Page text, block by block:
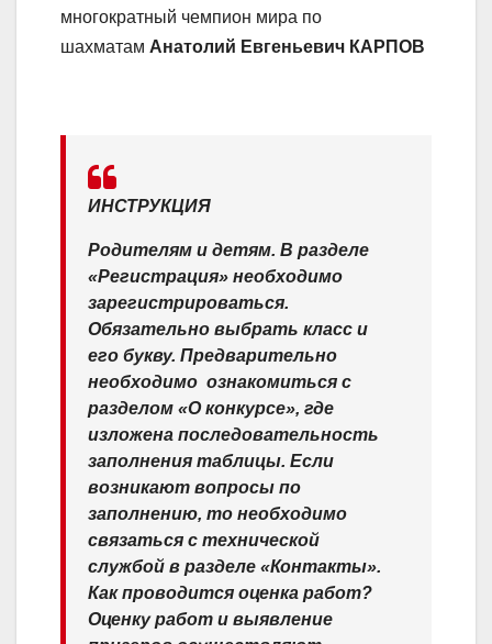
многократный чемпион мира по
шахматам Анатолий Евгеньевич КАРПОВ
ИНСТРУКЦИЯ
Родителям и детям. В разделе
«Регистрация» необходимо
зарегистрироваться.
Обязательно выбрать класс и
его букву. Предварительно
необходимо ​ ознакомиться с
разделом «О конкурсе», где
изложена последовательность
заполнения таблицы. Если
возникают вопросы по
заполнению, то необходимо
связаться с технической
службой в разделе «Контакты».
Как проводится оценка работ?
Оценку работ и выявление